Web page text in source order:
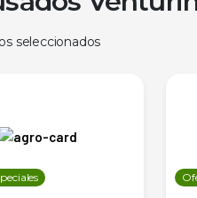
seleccionados